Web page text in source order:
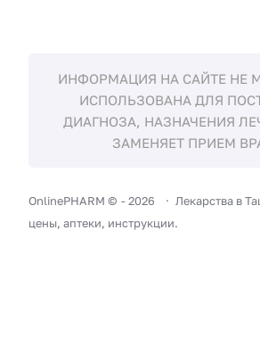
ИНФОРМАЦИЯ НА САЙТЕ НЕ
ИСПОЛЬЗОВАНА ДЛЯ
ДИАГНОЗА, НАЗНАЧЕНИЯ
ЗАМЕНЯЕТ ПРИЕМ
OnlinePHARM © -2026
Лекарства в
цены, аптеки, инструкции.